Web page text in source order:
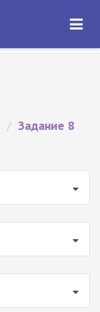
ОТКРЫТЬ
/ Задание 8